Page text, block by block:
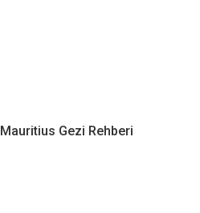
Mauritius Gezi Rehberi